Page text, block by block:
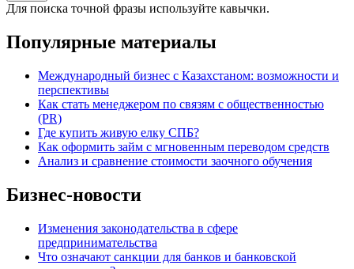
Для поиска точной фразы используйте кавычки.
Популярные материалы
Международный бизнес с Казахстаном: возможности и
перспективы
Как стать менеджером по связям с общественностью
(PR)
Где купить живую елку СПБ?
Как оформить займ с мгновенным переводом средств
Анализ и сравнение стоимости заочного обучения
Бизнес-новости
Изменения законодательства в сфере
предпринимательства
Что означают санкции для банков и банковской